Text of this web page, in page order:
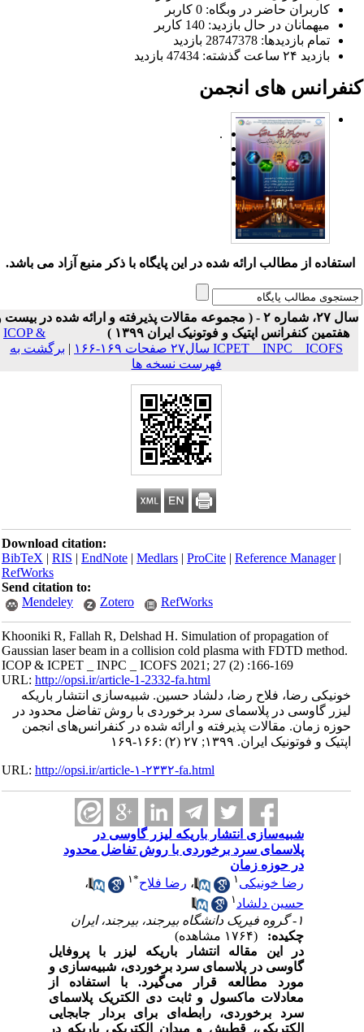
کاربران حاضر در وبگاه: 0 کاربر
میهمانان در حال بازدید: 140 کاربر
تمام بازدید‌ها: 28747378 بازدید
بازدید ۲۴ ساعت گذشته: 47434 بازدید
های انجمن
.
استفاده از مطالب ارائه شده در این پایگاه با ذکر منبع آزاد می باشد.
سال ۲۷، شماره ۲ - ( مجموعه مقالات پذیرفته و ارائه شده در بیست و
هفتمین کنفرانس اپتیک و فوتونیک ایران ۱۳۹۹ )
ICOP &
ICPET _ INPC _ ICOFS سال۲۷ صفحات ۱۶۹-۱۶۶
| برگشت به
فهرست نسخه ها
Download citation:
BibTeX|RIS|EndNote|Medlars|ProCite|Reference Manager
RefWorks
Send citation to:
Mendeley
Zotero RefWorks
Khooniki R, Fallah R, Delshad H. Simulation of propagation of
Gaussian laser beam in a collision cold plasma with FDTD method.
ICOP & ICPET _ INPC _ ICOFS 2021; 27 (2) :166-169
URL:http://opsi.ir/article-1-2332-fa.html
خونیکی رضا، فلاح رضا، دلشاد حسین. شبیه‌سازی انتشار باریکه
لیزر گاوسی در پلاسمای سرد برخوردی با روش تفاضل محدود در
حوزه زمان. مقالات پذیرفته و ارائه شده در کنفرانس‌های انجمن
اپتیک و فوتونیک ایران. ۱۳۹۹; ۲۷ (۲) :۱۶۶-۱۶۹
URL:http://opsi.ir/article-۱-۲۳۳۲-fa.html
شبیه‌سازی انتشار باریکه لیزر گاوسی در
پلاسمای سرد برخوردی با روش تفاضل محدود
در حوزه زمان
رضا خونیکی
،رضا فلاح*۱
،
حسین دلشاد۱
چکیده:
در این مقاله انتشار باریکه لیزر با پروفایل
گاوسی در پلاسمای سرد برخوردی، شبیه‌سازی و
مورد مطالعه قرار می‌گیرد. با استفاده از
معادلات ماکسول و ثابت دی الکتریک پلاسمای
سرد برخوردی، رابطه‌ای برای بردار جابجایی
الکتریکی، قطبش و میدان الکتریکی باریکه در